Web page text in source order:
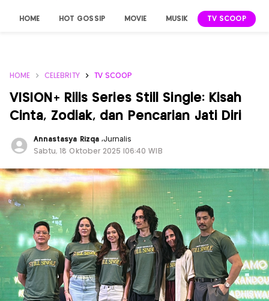
HOME HOT GOSSIP MOVIE MUSIK TV SCOOP
HOME CELEBRITY TV SCOOP
VISION+ Rilis Series Still Single: Kisah
Cinta, Zodiak, dan Pencarian Jati Diri
Annastasya Rizqa ,Jurnalis
Sabtu, 18 Oktober 2025 |06:40 WIB